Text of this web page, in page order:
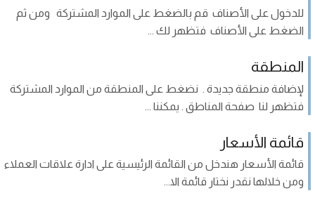
للدخول على الأصناف قم بالضغط على الموارد المشتركة ومن ثم
الضغط على الأصناف فتظهر لك ...
المنطقة
لإضافة منطقة جديدة . نضغط على المنطقة من الموارد المشتركة
فتظهر لنا صفحة المناطق . يمكننا ...
قائمة الأسعار
قائمة الأسعار هندخل من القائمة الرئيسية على ادارة علاقات العملاء
ومن خلالها نقدر نختار قائمة الا...